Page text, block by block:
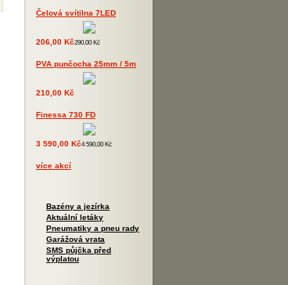
Čelová svítilna 7LED
206,00 Kč290,00 Kč
PVA punčocha 25mm / 5m
210,00 Kč
Finessa 730 FD
3 590,00 Kč4 590,00 Kč
více akcí
Bazény a jezírka
Aktuální letáky
Pneumatiky a pneu rady
Garážová vrata
SMS půjčka před
výplatou